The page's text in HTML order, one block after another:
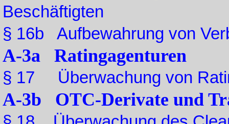
Beschäftigten
§ 16b Aufbewahrung von
A-3a Ratingagenturen
§ 17 Überwachung von
A-3b OTC-Derivate und